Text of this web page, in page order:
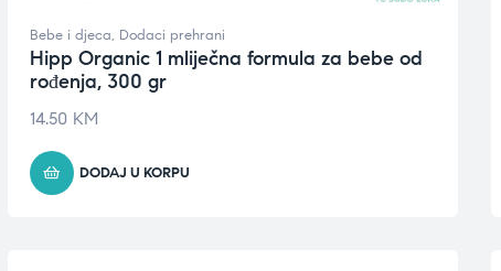
Bebe i djeca, Dodaci prehrani
Hipp Organic 1 mliječna formula za bebe od
rođenja, 300 gr
14.50 KM
DODAJ U KORPU